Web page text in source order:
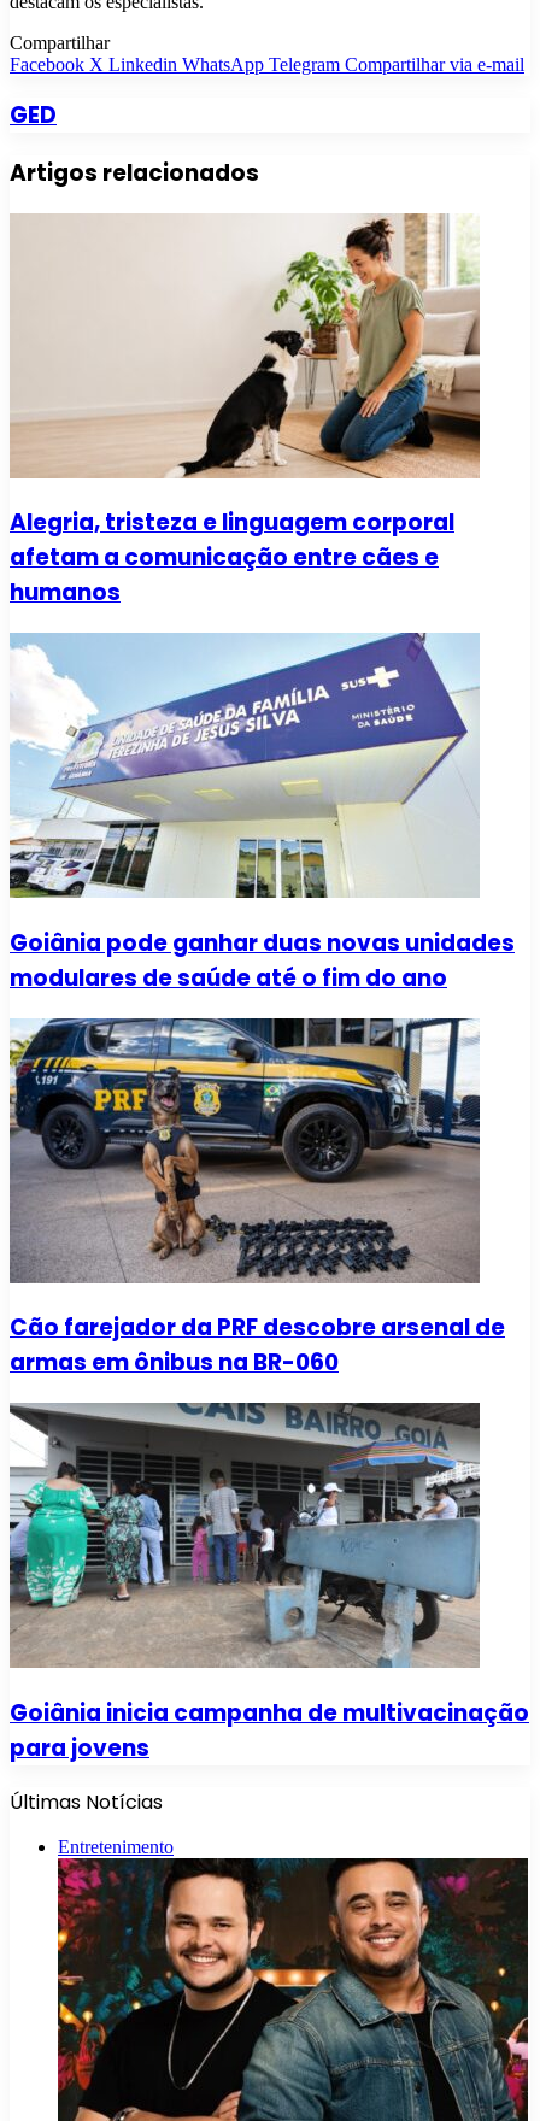
Compartilhar
Facebook X Linkedin WhatsApp Telegram Compartilhar via e-mail
GED
Artigos relacionados
Alegria, tristeza e linguagem corporal
afetam a comunicação entre cães e
humanos
Goiânia pode ganhar duas novas unidades
modulares de saúde até o fim do ano
Cão farejador da PRF descobre arsenal de
armas em ônibus na BR-060
Goiânia inicia campanha de multivacinação
para jovens
Últimas Notícias
Entretenimento